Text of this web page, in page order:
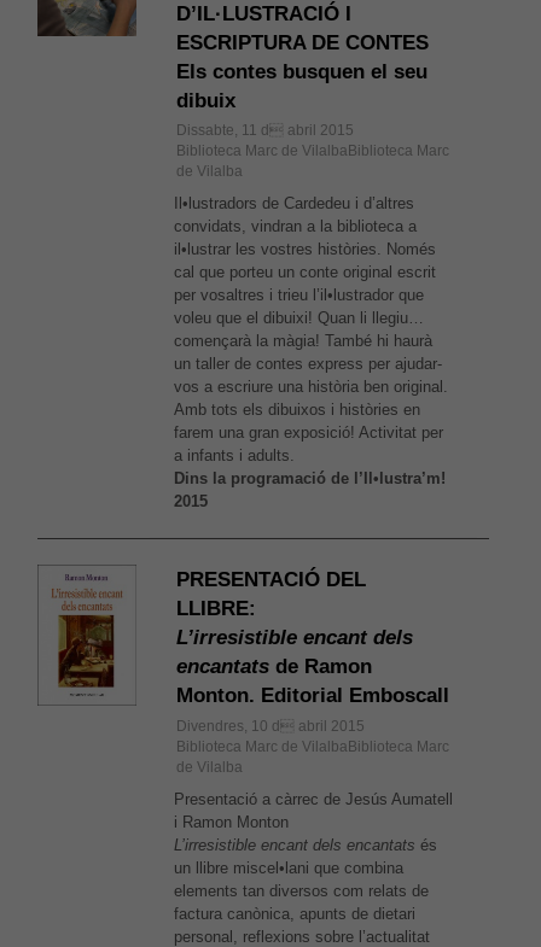
D’IL·LUSTRACIÓ I
ESCRIPTURA DE CONTES
Els contes busquen el seu
dibuix
Dissabte, 11 d abril 2015
Biblioteca Marc de VilalbaBiblioteca Marc
de Vilalba
Il•lustradors de Cardedeu i d’altres
convidats, vindran a la biblioteca a
il•lustrar les vostres històries. Només
cal que porteu un conte original escrit
per vosaltres i trieu l’il•lustrador que
voleu que el dibuixi! Quan li llegiu…
començarà la màgia! També hi haurà
un taller de contes express per ajudar-
vos a escriure una història ben original.
Amb tots els dibuixos i històries en
farem una gran exposició! Activitat per
a infants i adults.
Dins la programació de l’Il•lustra’m!
2015
PRESENTACIÓ DEL
LLIBRE:
L’irresistible encant dels
encantatsde Ramon
Monton. Editorial Emboscall
Divendres, 10 d abril 2015
Biblioteca Marc de VilalbaBiblioteca Marc
de Vilalba
Presentació a càrrec de Jesús Aumatell
i Ramon Monton
L’irresistible encant dels encantats és
un llibre miscel•lani que combina
elements tan diversos com relats de
factura canònica, apunts de dietari
personal, reflexions sobre l’actualitat